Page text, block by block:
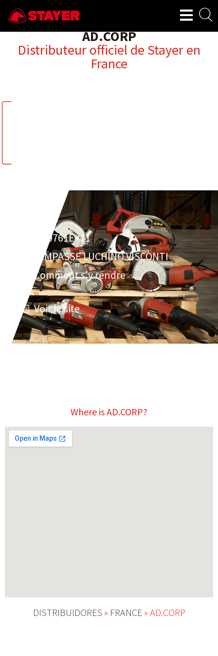
AD.CORP
Distributeur officiel de Stayer en
France
3.30761E+11
7 IMPASSE LUCHINO VISCONTI
Comment s'y rendre
Voir le site
Where is AD.CORP?
DISTRIBUIDORES » FRANCE» AD.CORP